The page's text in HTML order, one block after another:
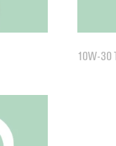
10W-30